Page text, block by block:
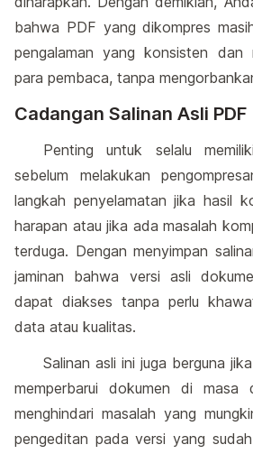
bahwa PDF yang dikompres
pengalaman yang konsisten dan
para pembaca, tanpa
Cadangan Salinan Asli PDF
Penting untuk selalu
sebelum melakukan
langkah penyelamatan jika hasil
harapan atau jika ada masalah
terduga. Dengan menyimpan
jaminan bahwa versi asli
dapat diakses tanpa perlu
data atau kualitas.
Salinan asli ini juga berguna
memperbarui dokumen di masa
menghindari masalah yang
pengeditan pada versi yang